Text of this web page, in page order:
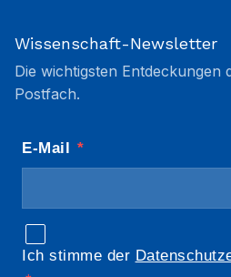
Wissenschaft-Newsletter
Die wichtigsten Entdeckungen
Postfach.